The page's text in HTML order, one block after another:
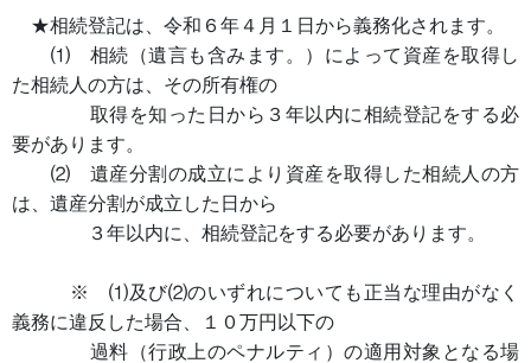
★相続登記は、令和６年４月１日から義務化されます。
⑴ 相続（遺言も含みます。）によって資産を取得し
た相続人の方は、その所有権の
取得を知った日から３年以内に相続登記をする必
要があります。
⑵ 遺産分割の成立により資産を取得した相続人の方
は、遺産分割が成立した日から
３年以内に、相続登記をする必要があります。
※ ⑴及び⑵のいずれについても正当な理由がなく
義務に違反した場合、１０万円以下の
過料（行政上のペナルティ）の適用対象となる場